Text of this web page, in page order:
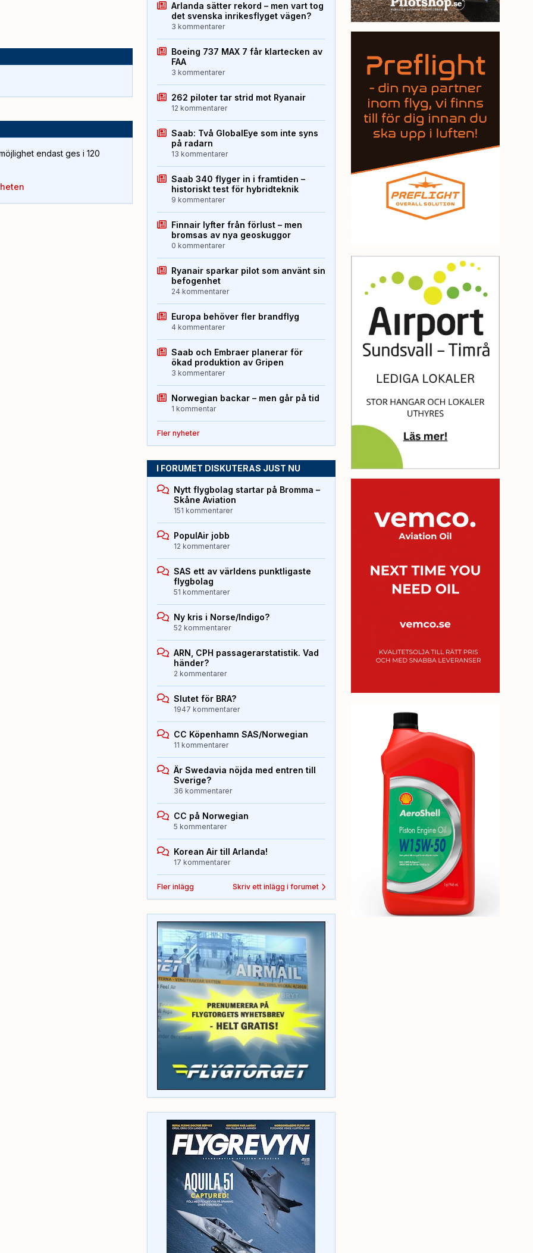
endast ges i 120
Arlanda sätter rekord – men vart tog
det svenska inrikesflyget vägen?
3 kommentarer
Boeing 737 MAX 7 får klartecken av
FAA
3 kommentarer
262 piloter tar strid mot Ryanair
12 kommentarer
Saab: Två GlobalEye som inte syns
på radarn
13 kommentarer
Saab 340 flyger in i framtiden –
historiskt test för hybridteknik
9 kommentarer
Finnair lyfter från förlust – men
bromsas av nya geoskuggor
0 kommentarer
Ryanair sparkar pilot som använt sin
befogenhet
24 kommentarer
Europa behöver fler brandflyg
4 kommentarer
Saab och Embraer planerar för
ökad produktion av Gripen
3 kommentarer
Norwegian backar – men går på tid
1 kommentar
Fler nyheter
I FORUMET DISKUTERAS JUST NU
Nytt flygbolag startar på Bromma –
Skåne Aviation
151 kommentarer
PopulAir jobb
12 kommentarer
SAS ett av världens punktligaste
flygbolag
51 kommentarer
Ny kris i Norse/Indigo?
52 kommentarer
ARN, CPH passagerarstatistik. Vad
händer?
2 kommentarer
Slutet för BRA?
1947 kommentarer
CC Köpenhamn SAS/Norwegian
11 kommentarer
Är Swedavia nöjda med entren till
Sverige?
36 kommentarer
CC på Norwegian
5 kommentarer
Korean Air till Arlanda!
17 kommentarer
Fler inlägg Skriv ett inlägg i forumet